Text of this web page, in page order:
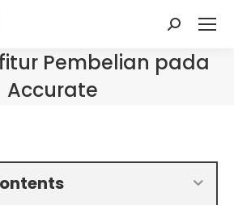
Search:
Pembelian pada
Accurate